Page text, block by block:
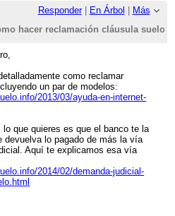
Responder| En Árbol
Más
hacer reclamación cláusula suelo
como reclamar
un par de modelos:
2013/03/ayuda-en-internet-
lo que quieres es que el banco te la
devuelva lo pagado de más la vía
Aquí te explicamos esa vía
2014/02/demanda-judicial-